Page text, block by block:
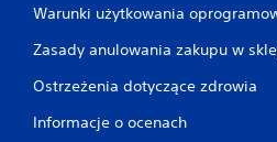
Warunki użytkowania
Zasady anulowania zakupu w
Ostrzeżenia dotyczące zdrowia
Informacje o ocenach